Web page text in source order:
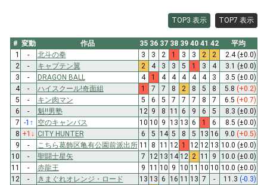
TOP3 表示 TOP7 表示
# 変動 作品 35 36 37 38 39 40 41 42
平均
1
- 北斗の拳 3 3 2 1 3 3 2 2 2.4(±0.0)
2
- キャプテン翼 2 4 3 3 5 1 3 4 3.1 (±0.0)
3
- DRAGON BALL 4 1 4 4 4 4 4 3 3.5 (±0.0)
4
- ハイスクール!奇面組 1 7 7 8 2 8 5 8 5.8 (+0.2)
5
- キン肉マン 5 6 5 7 7 7 8 7 6.5 (+0.7)
6
- 魁!!男塾 12 9 8 11 6 9 6 5 8.3 (±0.0)
7 -1 ↑ 空のキャンバス 10 10 9 13 13 6 1 6 8.5 (±0.0)
8 +1 ↓ CITY HUNTER 6 5 14 5 8 5 13 16 9.0 (+0.5)
9
- こちら葛飾区亀有公園前派出所 11 8 11 12 1 12 12 13 10.0 (±0.0)
10
- 聖闘士星矢 7 12 13 14 12 2 11 9 10.0 (±0.0)
11
- 赤龍王 9 11 10 9 10 11 10 10 10.0 (±0.0)
12
- きまぐれオレンジ・ロード 13 13 6 16 11 13 7 - 11.3 (-0.3)